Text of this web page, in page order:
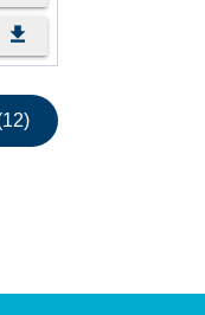
file_download